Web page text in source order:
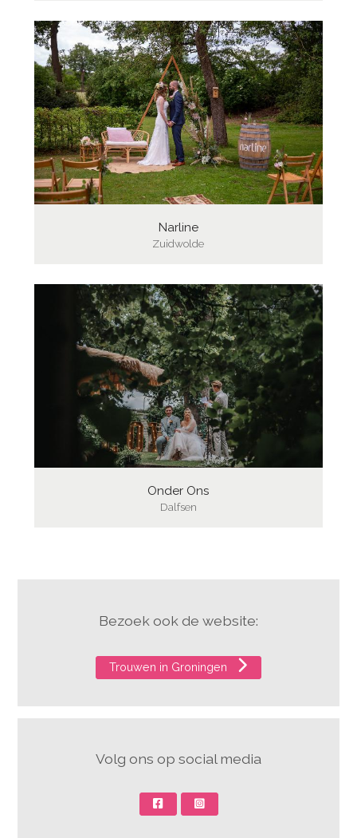
Narline
Zuidwolde
Onder Ons
Dalfsen
Bezoek ook de website:
Trouwen in Groningen
Volg ons op social media